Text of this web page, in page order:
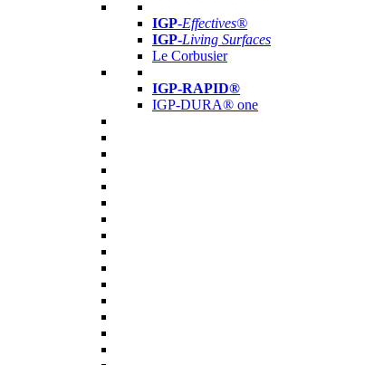
IGP-Effectives®
IGP-Living Surfaces
Le Corbusier
IGP-RAPID®
IGP-DURA® one